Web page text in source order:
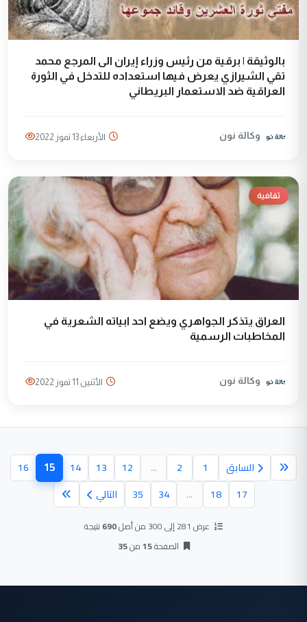
بالوثيقة | برقية من رئيس وزراء إيران الى المرجع محمد
تقي الشيرازي يعرض فيها استعداده للتدخل في الثورة
العراقية ضد الاستعمار البريطاني
وكالة نون الأربعاء 13 تموز 2022
ثقافية
العراق يتذكر الجواهري ويضع احد ابياته الشعرية في
المخاطبات الرسمية
وكالة نون الأثنين 11 تموز 2022
السابق 1
2
...
12
13
14
15(الصفحة
16
17
18
...
34
35 التالي
عرض 281 إلى 300 من أصل 690 نتيجة
الصفحة15من35